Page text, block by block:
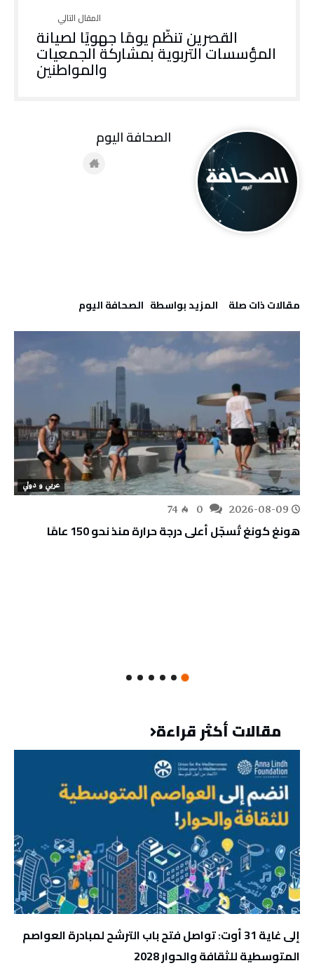
القصرين تنظّم يومًا جهويًا لصيانة
المؤسسات التربوية بمشاركة الجمعيات
والمواطنين
‫مقالات ذات صلة‬ ‫‫المزيد بواسطة‬ ‬ ‭ ‬الصحافة‭ ‬اليوم
عربي و دولي
2026-08-09
74
هونغ كونغ تُسجّل أعلى درجة حرارة منذ نحو 150 عامًا
مقالات أكثر قراءة
إلى غاية 31 أوت: تواصل فتح باب الترشح لمبادرة العواصم
المتوسطية للثقافة والحوار 2028